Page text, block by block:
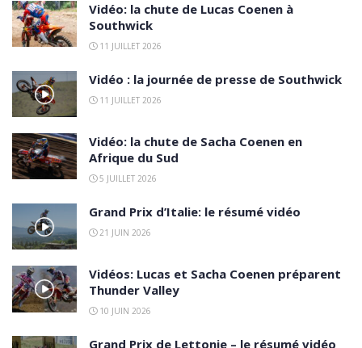
Vidéo: la chute de Lucas Coenen à
Southwick
11 JUILLET 2026
Vidéo : la journée de presse de Southwick
11 JUILLET 2026
Vidéo: la chute de Sacha Coenen en
Afrique du Sud
5 JUILLET 2026
Grand Prix d’Italie: le résumé vidéo
21 JUIN 2026
Vidéos: Lucas et Sacha Coenen préparent
Thunder Valley
10 JUIN 2026
Grand Prix de Lettonie – le résumé vidéo